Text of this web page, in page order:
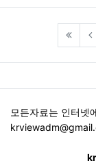
모든자료는 인터넷